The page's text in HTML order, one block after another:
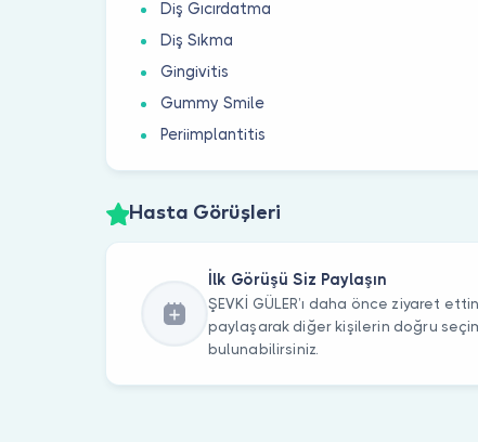
Diş Gıcırdatma
Diş Sıkma
Gingivitis
Gummy Smile
Periimplantitis
Hasta Görüşleri
İlk Görüşü Siz Paylaşın
ŞEVKİ GÜLER’ı daha önce ziyaret
paylaşarak diğer kişilerin doğru
bulunabilirsiniz.